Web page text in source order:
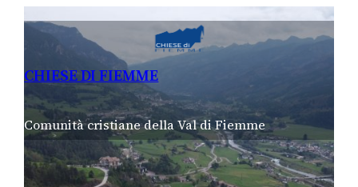
CHIESE DI FIEMME
Comunità cristiane della Val di Fiemme